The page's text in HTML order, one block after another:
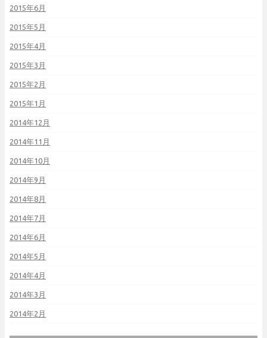
2015年6月
2015年5月
2015年4月
2015年3月
2015年2月
2015年1月
2014年12月
2014年11月
2014年10月
2014年9月
2014年8月
2014年7月
2014年6月
2014年5月
2014年4月
2014年3月
2014年2月